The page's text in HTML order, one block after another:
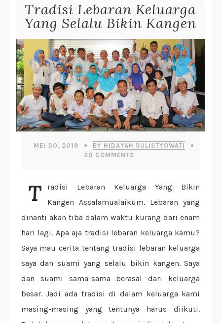
Tradisi Lebaran Keluarga
Yang Selalu Bikin Kangen
MEI 30, 2019
BY HIDAYAH SULISTYOWATI
20 COMMENTS
Tradisi Lebaran Keluarga Yang Bikin
Kangen Assalamualaikum. Lebaran yang
dinanti akan tiba dalam waktu kurang dari enam
hari lagi. Apa aja tradisi lebaran keluarga kamu?
Saya mau cerita tentang tradisi lebaran keluarga
saya dan suami yang selalu bikin kangen. Saya
dan suami sama-sama berasal dari keluarga
besar. Jadi ada tradisi di dalam keluarga kami
masing-masing yang tentunya harus diikuti.